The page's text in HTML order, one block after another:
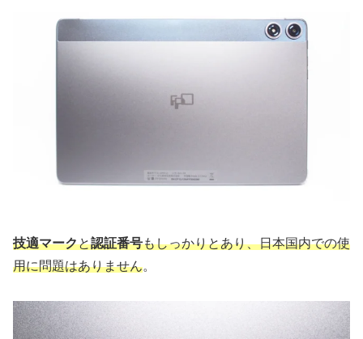
技適マークと認証番号もしっかりとあり、日本国内での使
用に問題はありません。